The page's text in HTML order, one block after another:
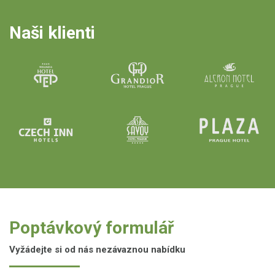
Naši klienti
Poptávkový formulář
Vyžádejte si od nás nezávaznou nabídku